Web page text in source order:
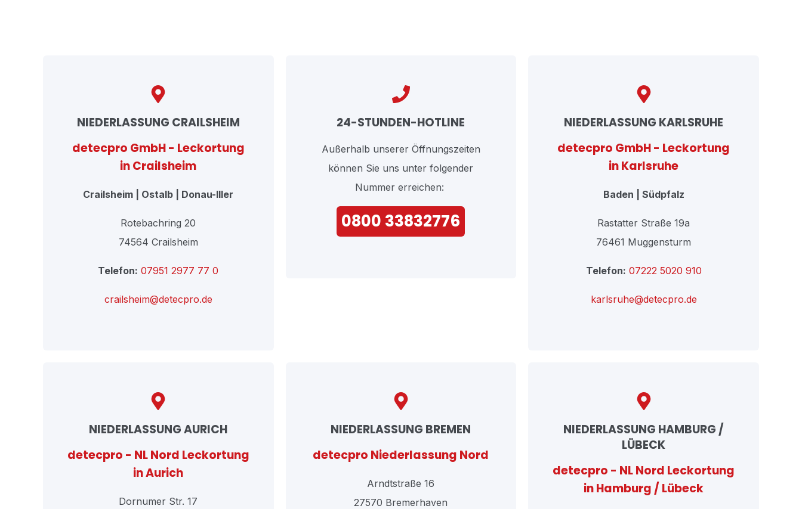
NIEDERLASSUNG CRAILSHEIM
detecpro GmbH - Leckortung
in Crailsheim
Crailsheim | Ostalb | Donau-Iller
Rotebachring 20
74564 Crailsheim
Telefon: 07951 2977 77 0
crailsheim@detecpro.de
24-STUNDEN-HOTLINE
Außerhalb unserer Öffnungszeiten
können Sie uns unter folgender
Nummer erreichen:
0800 33832776
NIEDERLASSUNG KARLSRUHE
detecpro GmbH - Leckortung
in Karlsruhe
Baden | Südpfalz
Rastatter Straße 19a
76461 Muggensturm
Telefon: 07222 5020 910
karlsruhe@detecpro.de
NIEDERLASSUNG AURICH
detecpro - NL Nord Leckortung
in Aurich
Dornumer Str. 17
NIEDERLASSUNG BREMEN
detecpro Niederlassung Nord
Arndtstraße 16
27570 Bremerhaven
NIEDERLASSUNG HAMBURG /
LÜBECK
detecpro - NL Nord Leckortung
in Hamburg / Lübeck